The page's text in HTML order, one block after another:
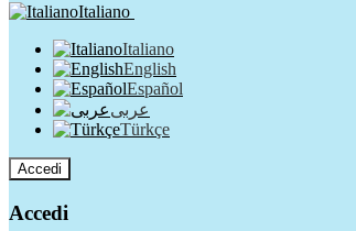
Italiano
Italiano
English
Español
عربى
Türkçe
Accedi
Accedi